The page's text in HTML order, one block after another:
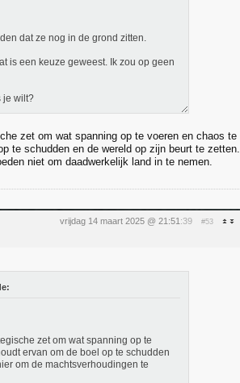
dat ze nog in de grond zitten.
is een keuze geweest. Ik zou op geen
je wilt?
zet om wat spanning op te voeren en chaos te
te schudden en de wereld op zijn beurt te zetten.
niet om daadwerkelijk land in te nemen.
vrijdag 14 maart 2025 @ 21:51 :39 #53
zet om wat spanning op te
ervan om de boel op te schudden
om de machtsverhoudingen te